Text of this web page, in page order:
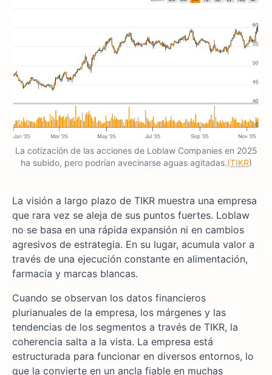
La cotización de las acciones de Loblaw Companies en 2025
ha subido, pero podrían avecinarse aguas agitadas.(TIKR)
La visión a largo plazo de TIKR muestra una empresa
que rara vez se aleja de sus puntos fuertes. Loblaw
no se basa en una rápida expansión ni en cambios
agresivos de estrategia. En su lugar, acumula valor a
través de una ejecución constante en alimentación,
farmacia y marcas blancas.
Cuando se observan los datos financieros
plurianuales de la empresa, los márgenes y las
tendencias de los segmentos a través de TIKR, la
coherencia salta a la vista. La empresa está
estructurada para funcionar en diversos entornos, lo
que la convierte en un ancla fiable en muchas